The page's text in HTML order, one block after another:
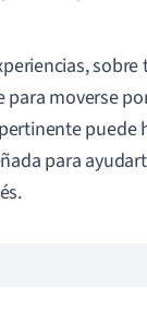
para moverse
puede
para